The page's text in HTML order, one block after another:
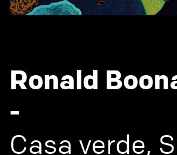
Ronald
-
Casa verde,